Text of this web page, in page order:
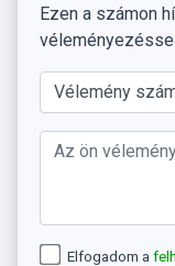
Ezen a számon
Elfogadom a